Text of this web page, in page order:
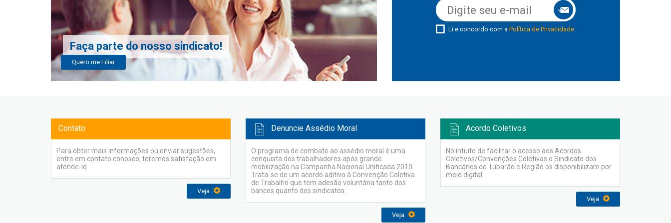
Faça parte do nosso sindicato!
Quero me Filiar
Li e concordo com aPolítica de Privacidade.
Contato
Para obter mais informações ou enviar sugestões,
entre em contato conosco, teremos satisfação em
atende-lo.
Veja
Denuncie Assédio Moral
O programa de combate ao assédio moral é uma
conquista dos trabalhadores após grande
mobilização na Campanha Nacional Unificada 2010.
Trata-se de um acordo aditivo à Convenção Coletiva
de Trabalho que tem adesão voluntária tanto dos
bancos quanto dos sindicatos.
Veja
Acordo Coletivos
No intuito de facilitar o acesso aos Acordos
Coletivos/Convenções Coletivas o Sindicato dos
Bancários de Tubarão e Região os disponibilizam por
meio digital.
Veja